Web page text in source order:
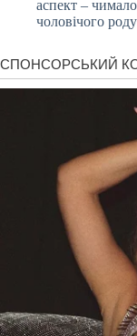
аспект –
чоловічого